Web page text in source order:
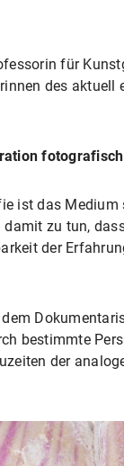
für
des
ist das Medium
zu tun,
der
bestimmte
der